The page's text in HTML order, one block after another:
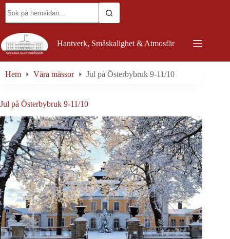
Skip
content
results
Hantverk, Småskalighet & Atmosfär
Hem Våra mässor Jul på Österbybruk 9-11/10
Jul på Österbybruk 9-11/10